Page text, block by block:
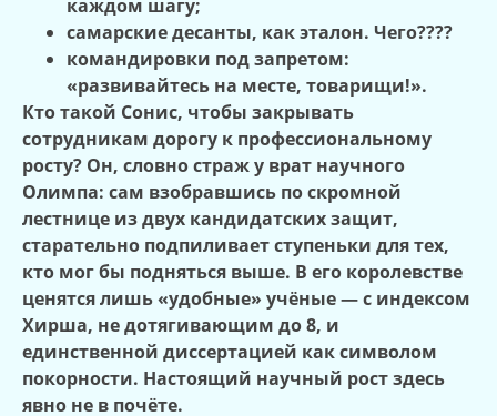
каждом шагу;
самарские десанты, как эталон. Чего????
командировки под запретом:
«развивайтесь на месте, товарищи!».
Кто такой Сонис, чтобы закрывать
сотрудникам дорогу к профессиональному
росту? Он, словно страж у врат научного
Олимпа: сам взобравшись по скромной
лестнице из двух кандидатских защит,
старательно подпиливает ступеньки для тех,
кто мог бы подняться выше. В его королевстве
ценятся лишь «удобные» учёные — с индексом
Хирша, не дотягивающим до 8, и
единственной диссертацией как символом
покорности. Настоящий научный рост здесь
явно не в почёте.